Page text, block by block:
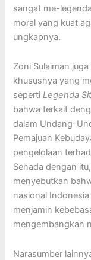
sangat me-
moral yang kuat
ungkapnya.
Zoni Sulaiman
khususnya yang
sepertiLegenda
bahwa terkait
dalam Undang-
Pemajuan
pengelolaan
Senada dengan
menyebutkan
nasional
menjamin
mengembangkan
Narasumber